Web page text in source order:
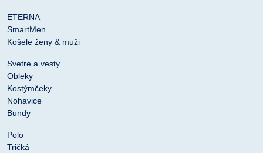
ETERNA
SmartMen
Košele ženy & muži
Svetre a vesty
Obleky
Kostýmčeky
Nohavice
Bundy
Polo
Tričká